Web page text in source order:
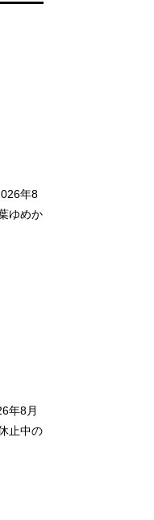
年8
ゆめか
年8月
止中の